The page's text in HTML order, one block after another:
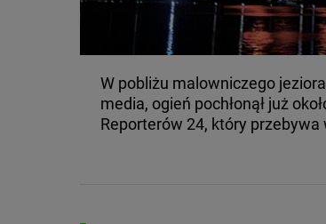
W pobliżu malowniczego
media, ogień pochłonął już
Reporterów 24, który